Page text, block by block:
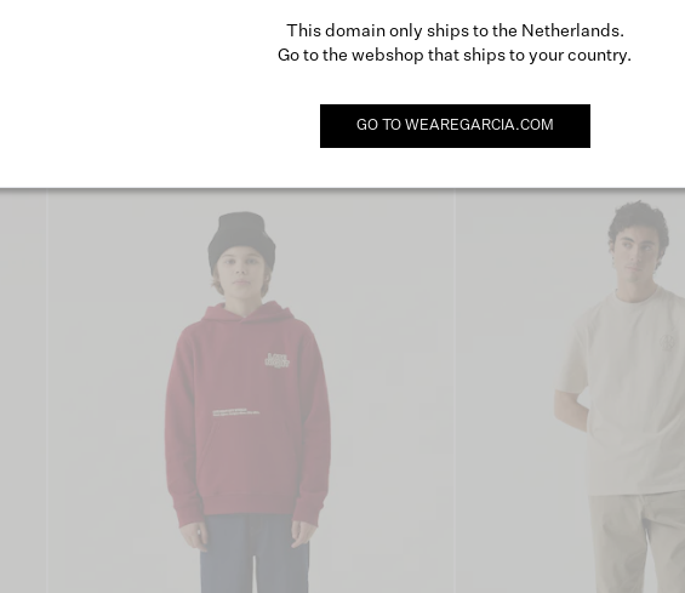
Shop per categorie
This domain only ships to the Netherlands.
Go to the webshop that ships to your country.
GO TO WEAREGARCIA.COM